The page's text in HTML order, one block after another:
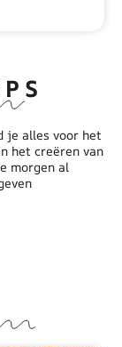
je alles voor het
het creëren van
morgen al